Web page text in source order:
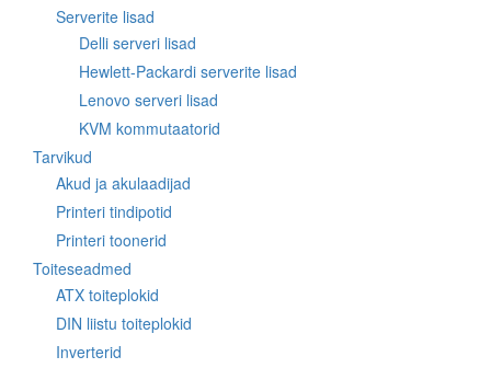
Serverite lisad
Delli serveri lisad
Hewlett-Packardi serverite lisad
Lenovo serveri lisad
KVM kommutaatorid
Tarvikud
Akud ja akulaadijad
Printeri tindipotid
Printeri toonerid
Toiteseadmed
ATX toiteplokid
DIN liistu toiteplokid
Inverterid